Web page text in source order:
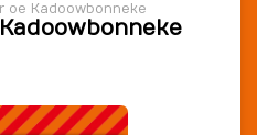
oe Kadoowbonneke